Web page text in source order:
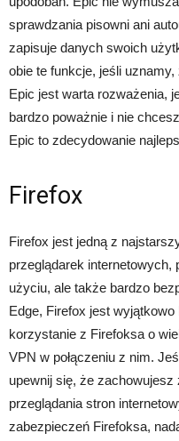
sprawdzania pisowni ani
zapisuje danych swoich
obie te funkcje, jeśli
Epic jest warta rozważenia,
bardzo poważnie i nie
Epic to zdecydowanie
Firefox
Firefox jest jedną z
przeglądarek internetowych,
użyciu, ale także bardzo
Edge, Firefox jest
korzystanie z Firefoksa o
VPN w połączeniu z nim.
upewnij się, że
przeglądania stron
zabezpieczeń Firefoksa,